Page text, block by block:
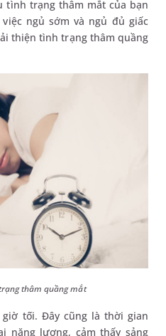
tình trạng thâm mắt của bạn
ngủ sớm và ngủ đủ giấc
thiện tình trạng thâm quầng
thâm quầng mắt
tối. Đây cũng là thời gian
năng lượng, cảm thấy sảng